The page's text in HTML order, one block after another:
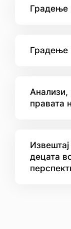
Градење
Градење
правата
децата